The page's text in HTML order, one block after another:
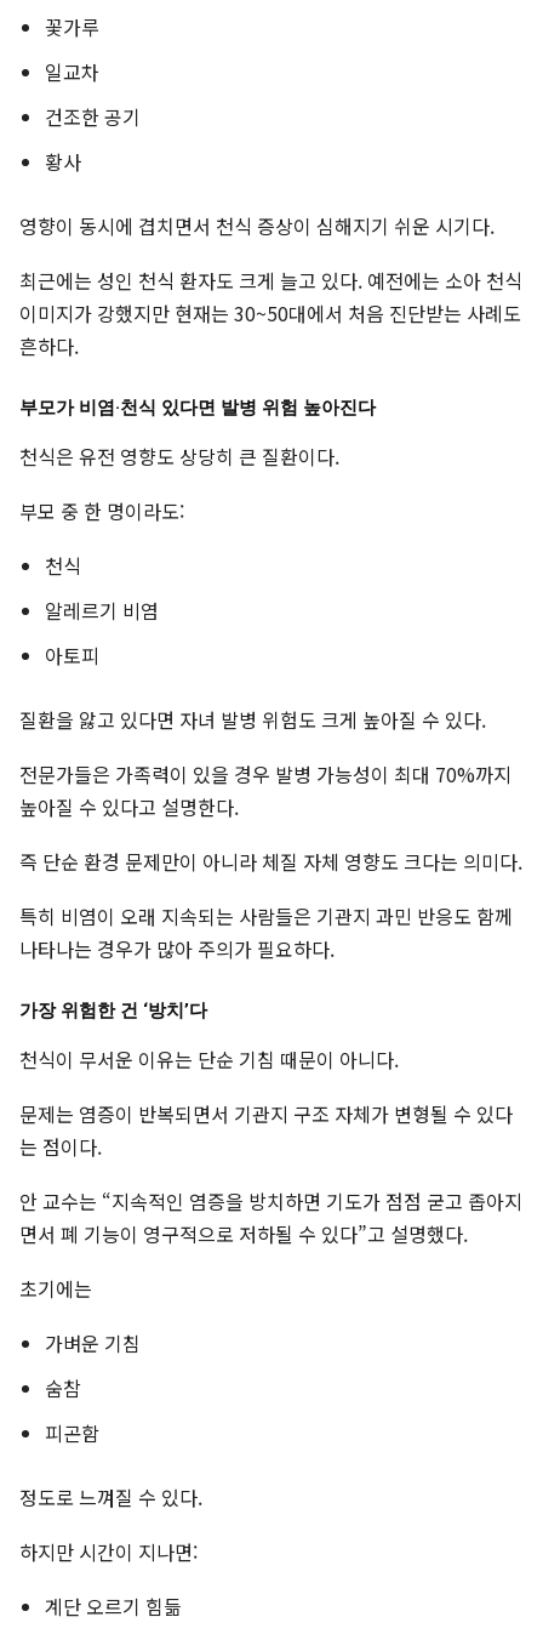
꽃가루
일교차
건조한 공기
황사
영향이 동시에 겹치면서 천식 증상이 심해지기 쉬운 시기다.
최근에는 성인 천식 환자도 크게 늘고 있다. 예전에는 소아 천식
이미지가 강했지만 현재는 30~50대에서 처음 진단받는 사례도
흔하다.
부모가 비염·천식 있다면 발병 위험 높아진다
천식은 유전 영향도 상당히 큰 질환이다.
부모 중 한 명이라도:
천식
알레르기 비염
아토피
질환을 앓고 있다면 자녀 발병 위험도 크게 높아질 수 있다.
전문가들은 가족력이 있을 경우 발병 가능성이 최대 70%까지
높아질 수 있다고 설명한다.
즉 단순 환경 문제만이 아니라 체질 자체 영향도 크다는 의미다.
특히 비염이 오래 지속되는 사람들은 기관지 과민 반응도 함께
나타나는 경우가 많아 주의가 필요하다.
가장 위험한 건 ‘방치’다
천식이 무서운 이유는 단순 기침 때문이 아니다.
문제는 염증이 반복되면서 기관지 구조 자체가 변형될 수 있다
는 점이다.
안 교수는 “지속적인 염증을 방치하면 기도가 점점 굳고 좁아지
면서 폐 기능이 영구적으로 저하될 수 있다”고 설명했다.
초기에는
가벼운 기침
숨참
피곤함
정도로 느껴질 수 있다.
하지만 시간이 지나면:
계단 오르기 힘듦